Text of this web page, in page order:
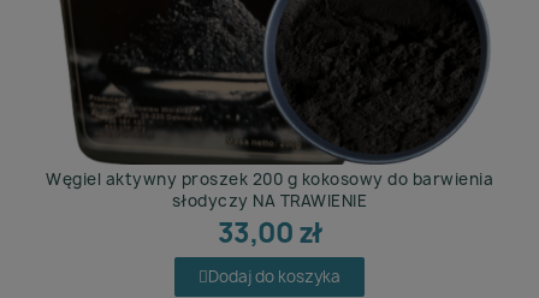
Węgiel aktywny proszek 200 g kokosowy do barwienia
słodyczy NA TRAWIENIE
33,00 zł
Dodaj do koszyka